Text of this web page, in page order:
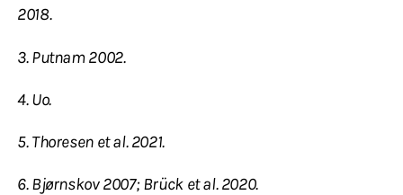
2018.
3. Putnam 2002.
4. Uo.
5. Thoresen et al. 2021.
6. Bjørnskov 2007; Brück et al. 2020.